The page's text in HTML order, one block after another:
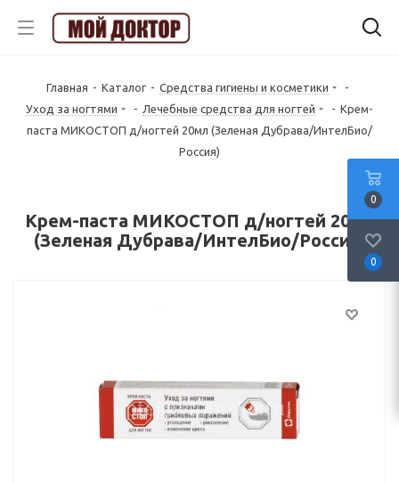
Главная - Каталог - Средства гигиены и косметики
-
Уход за ногтями
- Лечебные средства для ногтей - Крем-
паста МИКОСТОП д/ногтей 20мл (Зеленая Дубрава/ИнтелБио/
Россия)
Крем-паста МИКОСТОП д/ногтей 20мл
(Зеленая Дубрава/ИнтелБио/Россия)
0
0